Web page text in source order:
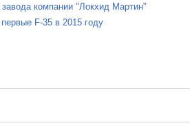
компании "Локхид Мартин"
F-35 в 2015 году